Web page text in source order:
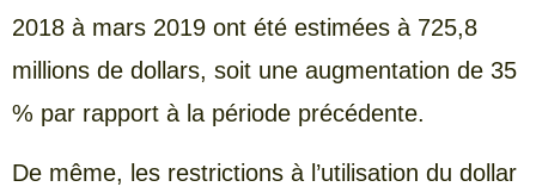
2018 à mars 2019 ont été estimées à 725,8
millions de dollars, soit une augmentation de 35
% par rapport à la période précédente.
De même, les restrictions à l’utilisation du dollar